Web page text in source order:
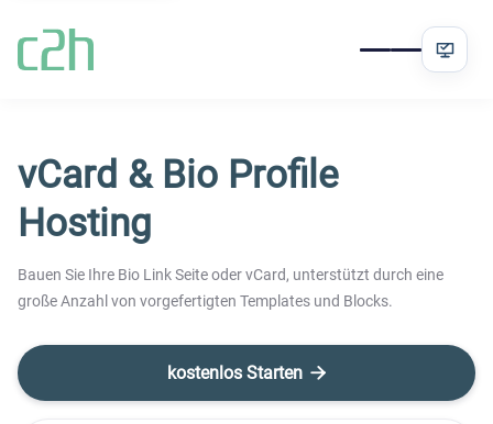
vCard & Bio Profile
Hosting
Bauen Sie Ihre Bio Link Seite oder vCard, unterstützt durch eine
große Anzahl von vorgefertigten Templates und Blocks.
kostenlos Starten 